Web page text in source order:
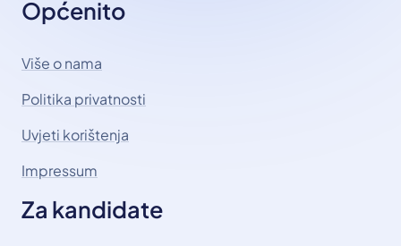
Općenito
Više o nama
Politika privatnosti
Uvjeti korištenja
Impressum
Za kandidate